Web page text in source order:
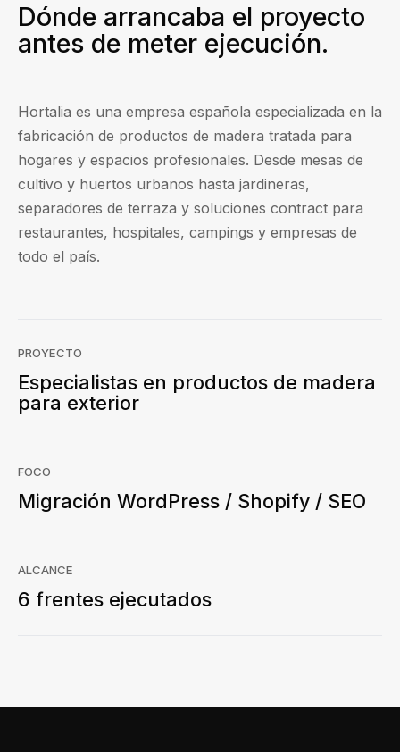
Dónde arrancaba el proyecto
antes de meter ejecución.
Hortalia es una empresa española especializada en la
fabricación de productos de madera tratada para
hogares y espacios profesionales. Desde mesas de
cultivo y huertos urbanos hasta jardineras,
separadores de terraza y soluciones contract para
restaurantes, hospitales, campings y empresas de
todo el país.
PROYECTO
Especialistas en productos de madera
para exterior
FOCO
Migración WordPress / Shopify / SEO
ALCANCE
6 frentes ejecutados